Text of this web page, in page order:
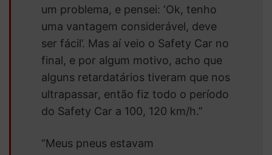
um problema, e pensei: ‘Ok, tenho
uma vantagem considerável, deve
ser fácil’. Mas aí veio o Safety Car no
final, e por algum motivo, acho que
alguns retardatários tiveram que nos
ultrapassar, então fiz todo o período
do Safety Car a 100, 120 km/h.”
“Meus pneus estavam